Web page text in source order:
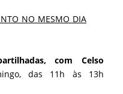
NO MESMO DIA
com Celso
das 11h às 13h